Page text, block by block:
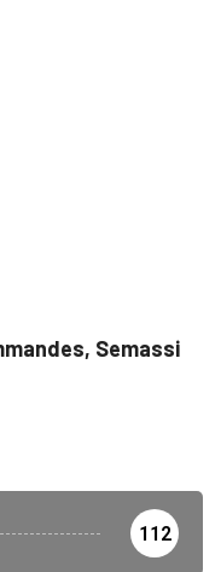
Semassi
112